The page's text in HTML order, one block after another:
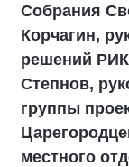
Собрания
Корчагин,
решений
Степнов,
группы
местного